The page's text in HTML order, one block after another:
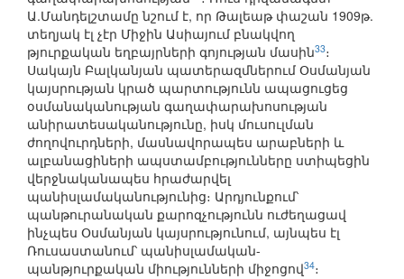
Ա.Մանդելշտամը նշում է, որ Թալեաթ փաշան 1909թ.
տեղյակ էլ չէր Միջին Ասիայում բնակվող
թյուրքական եղբայրների գոյության մասին33։
Սակայն Բալկանյան պատերազմներում Օսմանյան
կայսրության կրած պարտությունն ապացուցեց
օսմանականության գաղափարախոսության
անիրատեսականությունը, իսկ մուսուլման
ժողովուրդների, մասնավորապես արաբների և
ալբանացիների ապստամբությունները ստիպեցին
վերջնականապես հրաժարվել
պանիսլամականությունից։ Արդյունքում՝
պանթուրանական քարոզչությունն ուժեղացավ
ինչպես Օսմանյան կայսրությունում, այնպես էլ
Ռուսաստանում՝ պանիսլամական-
պանթյուրքական միությունների միջոցով34։